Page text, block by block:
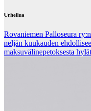
Urheilua
Rovaniemen Palloseura
neljän kuu­kau­den
mak­su­vä­li­ne­pe­tok­ses­ta